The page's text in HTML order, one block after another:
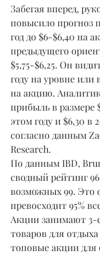
Забегая вперед,
повысило прогноз
год до $6-$6,40 на
предыдущего
$5,75-$6,25. Он
году на уровне или
на акцию.
прибыль в размере
этом году и $6,30 в
согласно данным
Research.
По данным IBD,
сводный рейтинг
возможных 99. Это
превосходит 95%
Акции занимают 3-
товаров для
топовые акции для